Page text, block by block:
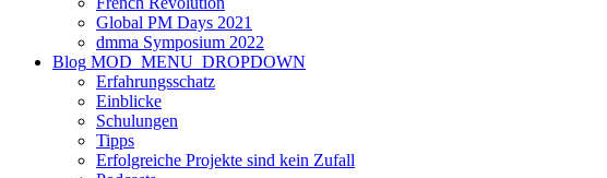
Global PM Days 2021
dmma Symposium 2022
Blog MOD_MENU_DROPDOWN
Erfahrungsschatz
Einblicke
Schulungen
Tipps
Erfolgreiche Projekte sind kein Zufall